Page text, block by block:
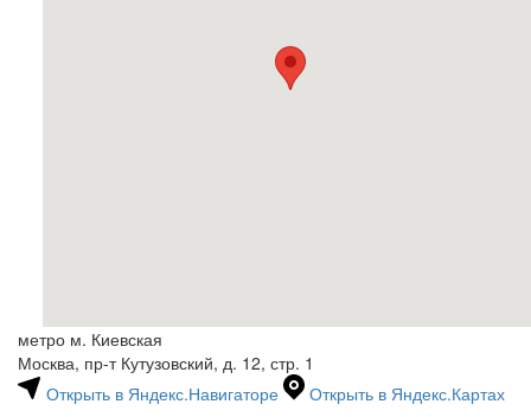
метро м. Киевская
Москва, пр-т Кутузовский, д. 12, стр. 1
Открыть в Яндекс.Навигаторе
Открыть в Яндекс.Картах